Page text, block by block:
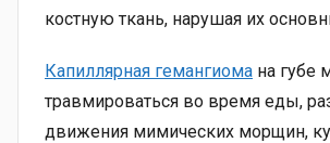
костную ткань, нарушая их
Капиллярная гемангиома на губе
травмироваться во время еды,
движения мимических морщин,